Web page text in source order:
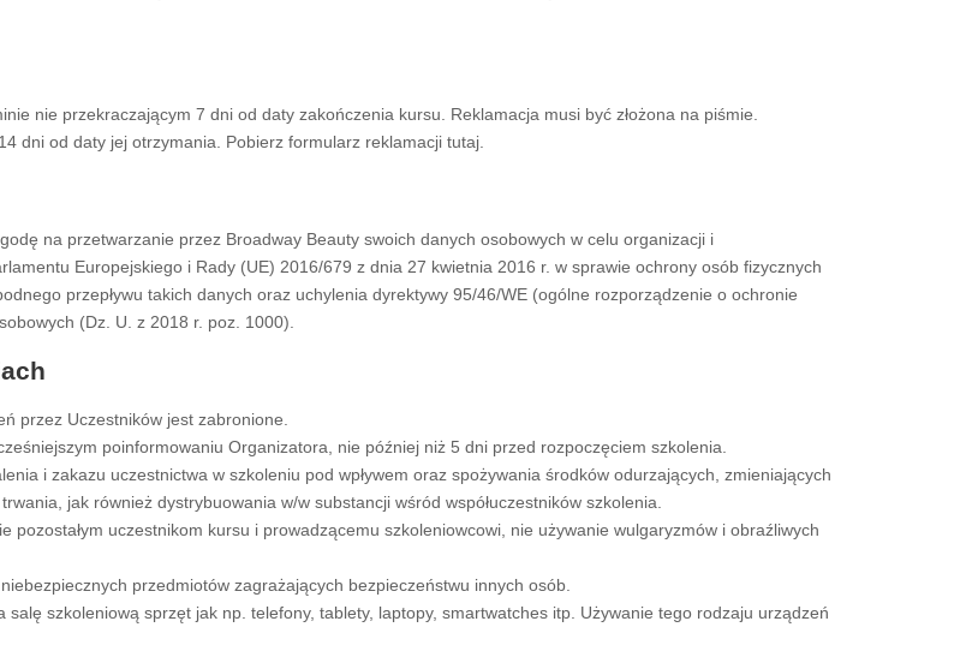
nie przekraczającym 7 dni od daty zakończenia kursu. Reklamacja musi być złożona na piśmie.
dni od daty jej otrzymania. Pobierz formularz reklamacji tutaj.
na przetwarzanie przez Broadway Beauty swoich danych osobowych w celu organizacji i
Europejskiego i Rady (UE) 2016/679 z dnia 27 kwietnia 2016 r. w sprawie ochrony osób fizycznych
przepływu takich danych oraz uchylenia dyrektywy 95/46/WE (ogólne rozporządzenie o ochronie
(Dz. U. z 2018 r. poz. 1000).
przez Uczestników jest zabronione.
poinformowaniu Organizatora, nie później niż 5 dni przed rozpoczęciem szkolenia.
i zakazu uczestnictwa w szkoleniu pod wpływem oraz spożywania środków odurzających, zmieniających
jak również dystrybuowania w/w substancji wśród współuczestników szkolenia.
uczestnikom kursu i prowadzącemu szkoleniowcowi, nie używanie wulgaryzmów i obraźliwych
przedmiotów zagrażających bezpieczeństwu innych osób.
szkoleniową sprzęt jak np. telefony, tablety, laptopy, smartwatches itp. Używanie tego rodzaju urządzeń